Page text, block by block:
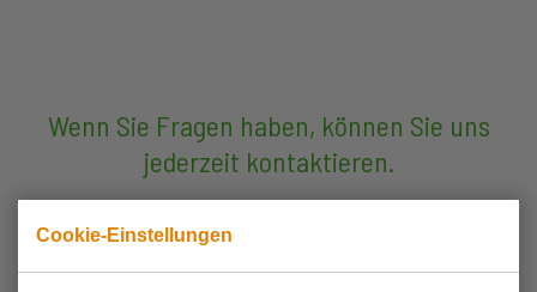
Cookie-Einstellungen
Wenn Sie Fragen haben, können Sie uns
jederzeit kontaktieren.